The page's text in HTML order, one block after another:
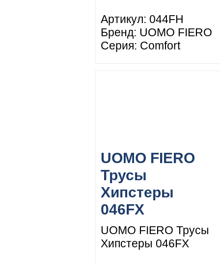
Артикул: 044FH
Бренд: UOMO FIERO
Серия: Comfort
UOMO FIERO
Трусы
Хипстеры
046FX
UOMO FIERO Трусы
Хипстеры 046FX